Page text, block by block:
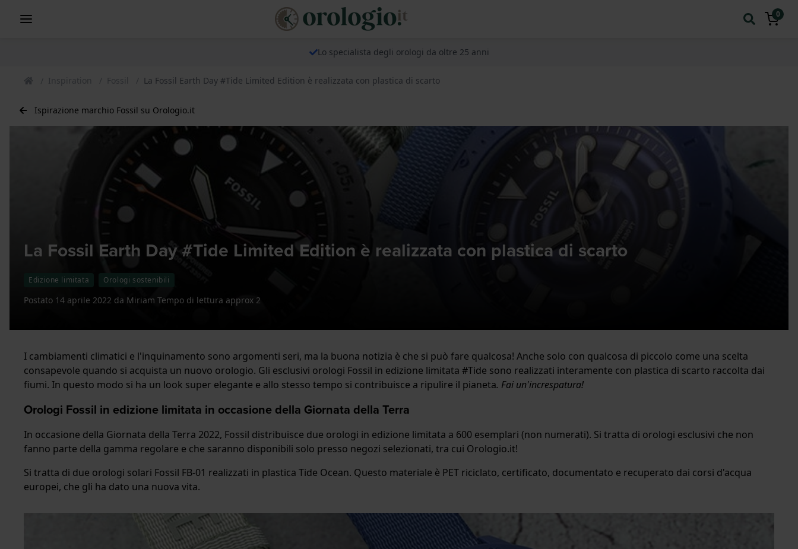
0
Lo specialista degli orologi da oltre 25 anni
Inspiration Fossil La Fossil Earth Day #Tide Limited Edition è realizzata con plastica di scarto
Ispirazione marchio Fossil su Orologio.it
La Fossil Earth Day #Tide Limited Edition è realizzata con plastica di scarto
Edizione limitata Orologi sostenibili
Postato 14 aprile 2022 da Miriam Tempo di lettura approx 2
I cambiamenti climatici e l'inquinamento sono argomenti seri, ma la buona notizia è che si può fare qualcosa! Anche solo con qualcosa di piccolo come una scelta
consapevole quando si acquista un nuovo orologio. Gli esclusivi orologi Fossil in edizione limitata #Tide sono realizzati interamente con plastica di scarto raccolta dai
fiumi. In questo modo si ha un look super elegante e allo stesso tempo si contribuisce a ripulire il pianeta. Fai un'increspatura!
Orologi Fossil in edizione limitata in occasione della Giornata della Terra
In occasione della Giornata della Terra 2022, Fossil distribuisce due orologi in edizione limitata a 600 esemplari (non numerati). Si tratta di orologi esclusivi che non
fanno parte della gamma regolare e che saranno disponibili solo presso negozi selezionati, tra cui Orologio.it!
Si tratta di due orologi solari Fossil FB-01 realizzati in plastica Tide Ocean. Questo materiale è PET riciclato, certificato, documentato e recuperato dai corsi d'acqua
europei, che gli ha dato una nuova vita.